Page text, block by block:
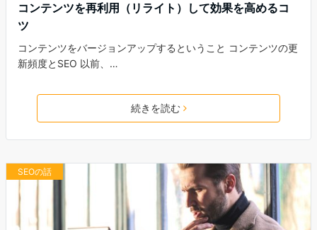
コンテンツを再利用（リライト）して効果を高めるコ
ツ
コンテンツをバージョンアップするということ コンテンツの更
新頻度とSEO 以前、…
続きを読む
SEOの話